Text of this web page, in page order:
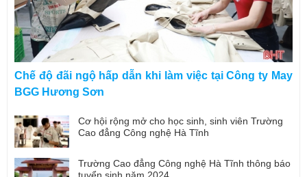
Chế độ đãi ngộ hấp dẫn khi làm việc tại Công ty May
BGG Hương Sơn
Cơ hội rộng mở cho học sinh, sinh viên Trường
Cao đẳng Công nghệ Hà Tĩnh
Trường Cao đẳng Công nghệ Hà Tĩnh thông báo
tuyển sinh năm 2024